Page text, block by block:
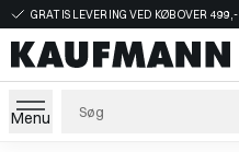
GRATIS LEVERING VED KØB OVER 499,-
Menu